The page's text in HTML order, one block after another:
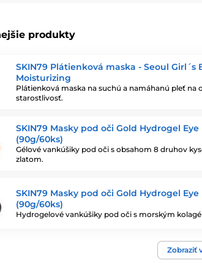
vysoko koncentrovaným sérom. Tým,
vyrobená.
obyčajná tkanina
používajú mimoriadne tenkú a jemnú
udržať veľké množstvo séra. Bežne sa
produkty
SKIN79 Plátienková maska - Seoul Girl´s
Moisturizing
Plátienková maska na suchú a namáhanú pleť na
starostlivosť.
SKIN79 Masky pod oči Gold Hydrogel
(90g/60ks)
Gélové vankúšiky pod oči s obsahom 8 druhov
zlatom.
SKIN79 Masky pod oči Gold Hydrogel
(90g/60ks)
Hydrogelové vankúšiky pod oči s morským
Zobraziť